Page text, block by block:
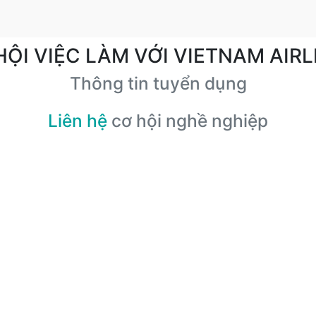
VIỆC LÀM VỚI VIETNAM
Thông tin tuyển dụng
Liên hệ cơ hội nghề nghiệp